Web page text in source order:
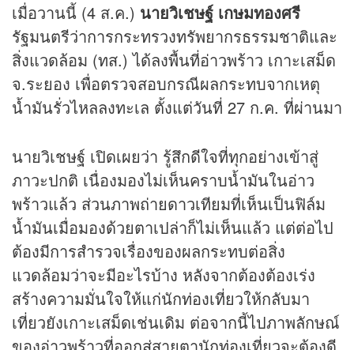
เมื่อวานนี้ (4 ส.ค.) นายวิเชษฐ์ เกษมทองศรี
รัฐมนตรีว่าการกระทรวงทรัพยากรธรรมชาติและ
สิ่งแวดล้อม (ทส.) ได้ลงพื้นที่อ่าวพร้าว เกาะเสม็ด
จ.ระยอง เพื่อตรวจสอบกรณีผลกระทบจากเหตุ
น้ำมันรั่วไหลลงทะเล ตั้งแต่วันที่ 27 ก.ค. ที่ผ่านมา
นายวิเชษฐ์ เปิดเผยว่า รู้สึกดีใจที่ทุกอย่างเข้าสู่
ภาวะปกติ เนื่องมองไม่เห็นคราบน้ำมันในอ่าว
พร้าวแล้ว ส่วนภาพถ่ายดาวเทียมที่เห็นเป็นฟิล์ม
น้ำมันเมื่อมองด้วยตาเปล่าก็ไม่เห็นแล้ว แต่ต่อไป
ต้องมีการสำรวจเรื่องของผลกระทบต่อสิ่ง
แวดล้อมว่าจะมีอะไรบ้าง หลังจากต้องต้องเร่ง
สร้างความมั่นใจให้แก่นักท่องเที่ยวให้กลับมา
เที่ยวยังเกาะเสม็ดเช่นเดิม ต่อจากนี้ไปภาพลักษณ์